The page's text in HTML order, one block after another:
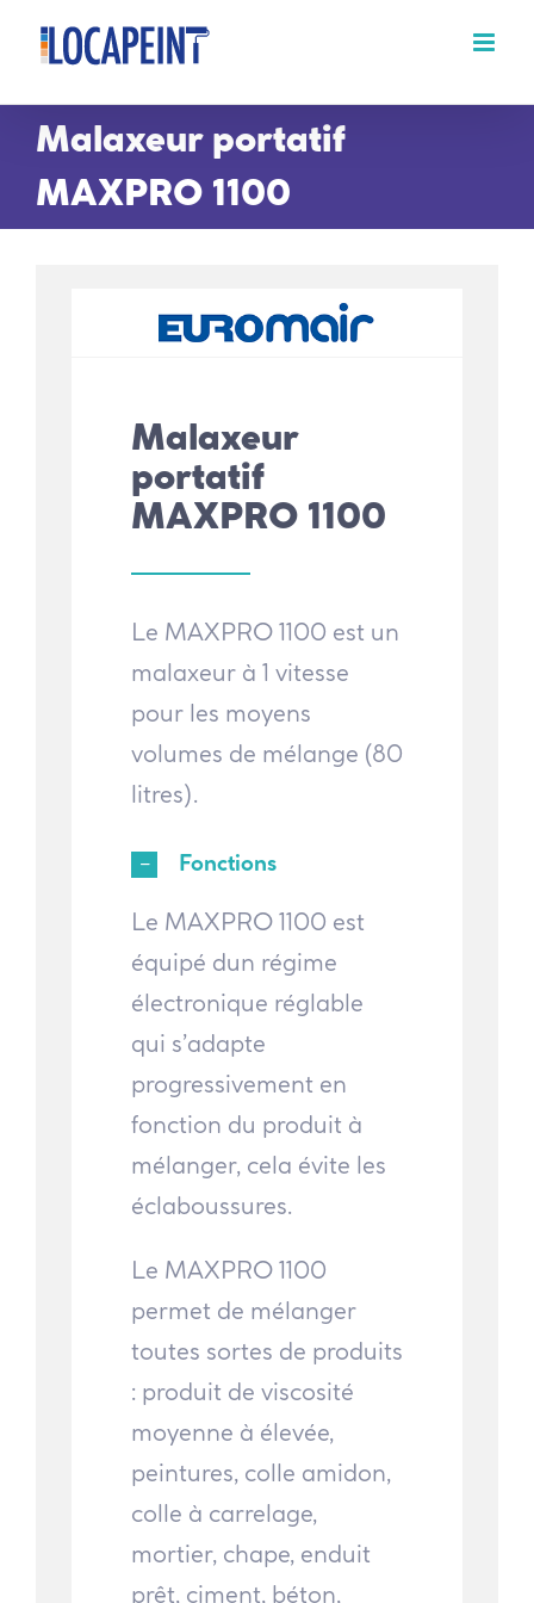
Passer
contenu
Malaxeur portatif
MAXPRO 1100
Malaxeur
portatif
MAXPRO 1100
Le MAXPRO 1100 est un
malaxeur à 1 vitesse
pour les moyens
volumes de mélange (80
litres).
Fonctions
Le MAXPRO 1100 est
équipé dun régime
électronique réglable
qui s’adapte
progressivement en
fonction du produit à
mélanger, cela évite les
éclaboussures.
Le MAXPRO 1100
permet de mélanger
toutes sortes de produits
: produit de viscosité
moyenne à élevée,
peintures, colle amidon,
colle à carrelage,
mortier, chape, enduit
prêt, ciment, béton,